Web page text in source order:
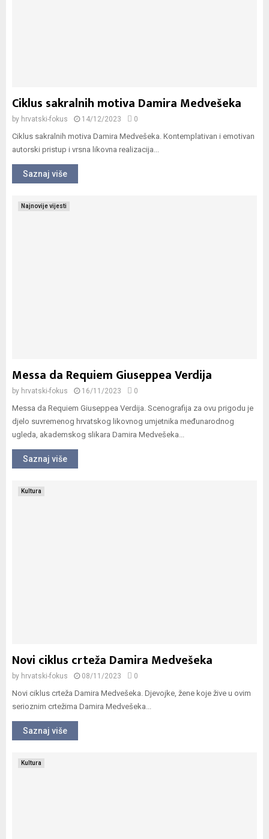
Ciklus sakralnih motiva Damira Medvešeka
by hrvatski-fokus 14/12/2023 0
Ciklus sakralnih motiva Damira Medvešeka. Kontemplativan i emotivan
autorski pristup i vrsna likovna realizacija...
Saznaj više
Najnovije vijesti
Messa da Requiem Giuseppea Verdija
by hrvatski-fokus 16/11/2023 0
Messa da Requiem Giuseppea Verdija. Scenografija za ovu prigodu je
djelo suvremenog hrvatskog likovnog umjetnika međunarodnog
ugleda, akademskog slikara Damira Medvešeka...
Saznaj više
Kultura
Novi ciklus crteža Damira Medvešeka
by hrvatski-fokus 08/11/2023 0
Novi ciklus crteža Damira Medvešeka. Djevojke, žene koje žive u ovim
serioznim crtežima Damira Medvešeka...
Saznaj više
Kultura